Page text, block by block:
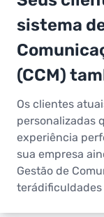
sistema
(CCM)
Os clientes
personalizadas
experiência
sua empresa
Gestão de
terádificuldades